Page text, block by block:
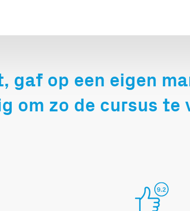
gaf op een eigen
om zo de cursus te